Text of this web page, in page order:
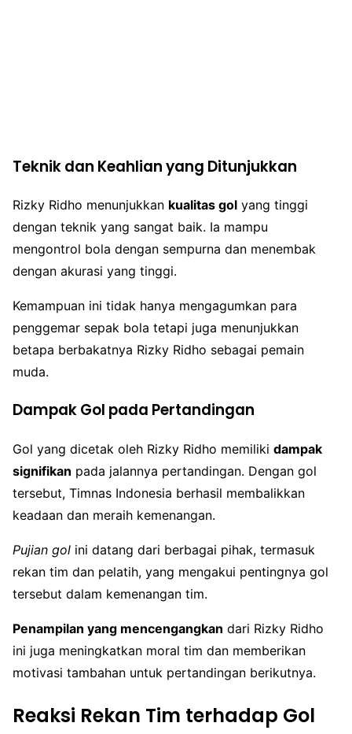
Teknik dan Keahlian yang Ditunjukkan
Rizky Ridho menunjukkan kualitas gol yang tinggi
dengan teknik yang sangat baik. Ia mampu
mengontrol bola dengan sempurna dan menembak
dengan akurasi yang tinggi.
Kemampuan ini tidak hanya mengagumkan para
penggemar sepak bola tetapi juga menunjukkan
betapa berbakatnya Rizky Ridho sebagai pemain
muda.
Dampak Gol pada Pertandingan
Gol yang dicetak oleh Rizky Ridho memiliki dampak
signifikan pada jalannya pertandingan. Dengan gol
tersebut, Timnas Indonesia berhasil membalikkan
keadaan dan meraih kemenangan.
Pujian gol ini datang dari berbagai pihak, termasuk
rekan tim dan pelatih, yang mengakui pentingnya gol
tersebut dalam kemenangan tim.
Penampilan yang mencengangkan dari Rizky Ridho
ini juga meningkatkan moral tim dan memberikan
motivasi tambahan untuk pertandingan berikutnya.
Reaksi Rekan Tim terhadap Gol